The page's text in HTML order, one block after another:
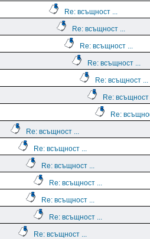
Re: всъщност ...
Re: всъщност ...
Re: всъщност ...
Re: всъщност ...
Re: всъщност ...
Re: всъщност
Re:
Re: всъщност ...
Re: всъщност ...
Re: всъщност ...
Re: всъщност ...
Re: всъщност ...
Re: всъщност ...
Re: всъщност ...